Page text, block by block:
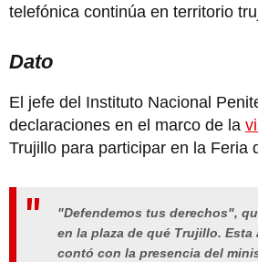
telefónica continúa en territorio
Dato
El jefe del Instituto Nacional
declaraciones en el marco de la
Trujillo para participar en la Feria
"Defendemos tus derechos",
en la plaza de qué Trujillo. Esta
contó con la presencia del